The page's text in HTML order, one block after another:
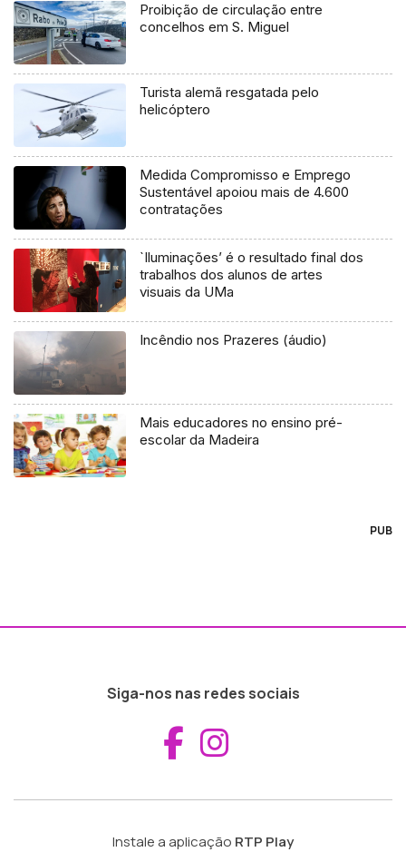
Proibição de circulação entre
concelhos em S. Miguel
Turista alemã resgatada pelo
helicóptero
Medida Compromisso e Emprego
Sustentável apoiou mais de 4.600
contratações
`Iluminações’ é o resultado final dos
trabalhos dos alunos de artes
visuais da UMa
Incêndio nos Prazeres (áudio)
Mais educadores no ensino pré-
escolar da Madeira
PUB
Siga-nos nas redes sociais
Aceder ao
Instale a aplicação RTP Play